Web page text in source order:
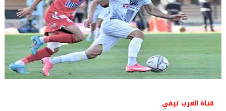
قناة العرب تيفي